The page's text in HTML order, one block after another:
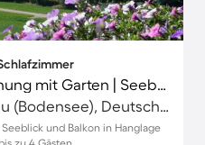
Gemütliche Ferienwohnung mit Garten | Seeblick
Bad Schachen, Lindau (Bodensee), Deutschland
und Balkon in Hanglage